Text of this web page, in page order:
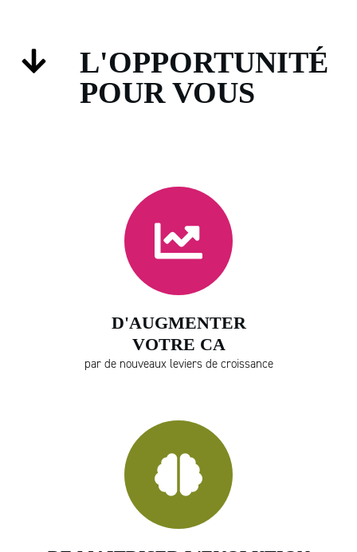
L'OPPORTUNITÉ
POUR VOUS
D'AUGMENTER
VOTRE CA
par de nouveaux leviers de croissance